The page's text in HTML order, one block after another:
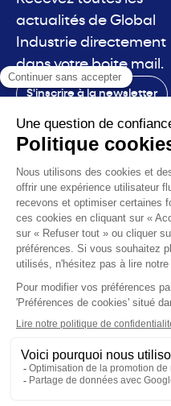
actualités de Global
Industrie directement
dans votre boite mail.
S'inscrire à la newsletter
Contact
Le salon
La voix
Les solutions
L'actualité
© 2026 Global